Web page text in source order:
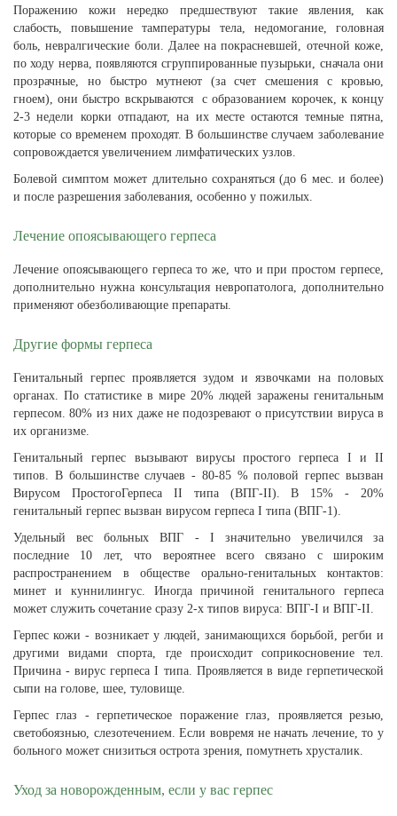
Поражению кожи нередко предшествуют такие явления, как
слабость, повышение тампературы тела, недомогание, головная
боль, невралгические боли. Далее на покрасневшей, отечной коже,
по ходу нерва, появляются сгруппированные пузырьки, сначала они
прозрачные, но быстро мутнеют (за счет смешения с кровью,
гноем), они быстро вскрываются с образованием корочек, к концу
2-3 недели корки отпадают, на их месте остаются темные пятна,
которые со временем проходят. В большинстве случаем заболевание
сопровождается увеличением лимфатических узлов.
Болевой симптом может длительно сохраняться (до 6 мес. и более)
и после разрешения заболевания, особенно у пожилых.
Лечение опоясывающего герпеса
Лечение опоясывающего герпеса то же, что и при простом герпесе,
дополнительно нужна консультация невропатолога, дополнительно
применяют обезболивающие препараты.
Другие формы герпеса
Генитальный герпес проявляется зудом и язвочками на половых
органах. По статистике в мире 20% людей заражены генитальным
герпесом. 80% из них даже не подозревают о присутствии вируса в
их организме.
Генитальный герпес вызывают вирусы простого герпеса I и II
типов. В большинстве случаев - 80-85 % половой герпес вызван
Вирусом ПростогоГерпеса II типа (ВПГ-II). В 15% - 20%
генитальный герпес вызван вирусом герпеса I типа (ВПГ-1).
Удельный вес больных ВПГ - I значительно увеличился за
последние 10 лет, что вероятнее всего связано с широким
распространением в обществе орально-генитальных контактов:
минет и куннилингус. Иногда причиной генитального герпеса
может служить сочетание сразу 2-х типов вируса: ВПГ-I и ВПГ-II.
Герпес кожи - возникает у людей, занимающихся борьбой, регби и
другими видами спорта, где происходит соприкосновение тел.
Причина - вирус герпеса I типа. Проявляется в виде герпетической
сыпи на голове, шее, туловище.
Герпес глаз - герпетическое поражение глаз, проявляется резью,
светобоязнью, слезотечением. Если вовремя не начать лечение, то у
больного может снизиться острота зрения, помутнеть хрусталик.
Уход за новорожденным, если у вас герпес